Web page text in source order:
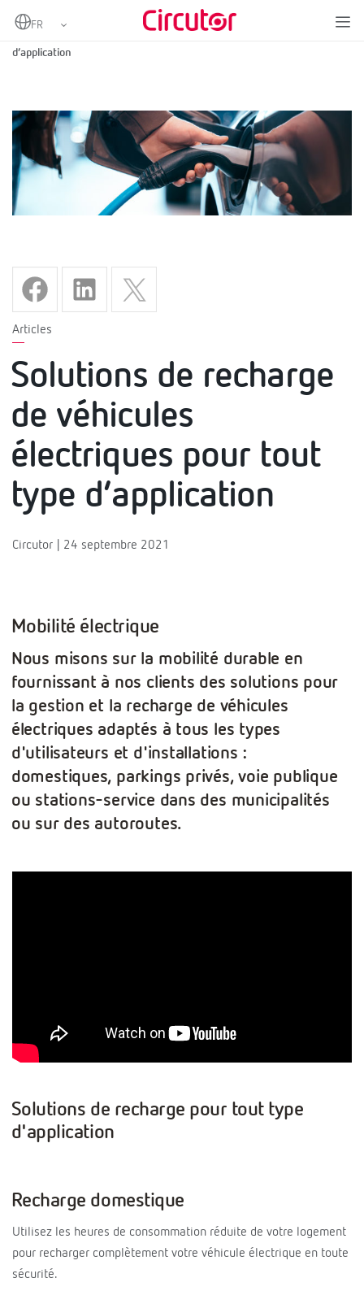
Home
d’application
Articles
Solutions de recharge
de véhicules
électriques pour tout
type d’application
Circutor | 24 septembre 2021
Mobilité électrique
Nous misons sur la mobilité durable en
fournissant à nos clients des solutions pour
la gestion et la recharge de véhicules
électriques adaptés à tous les types
d'utilisateurs et d'installations :
domestiques, parkings privés, voie publique
ou stations-service dans des municipalités
ou sur des autoroutes.
Solutions de recharge pour tout type
d'application
Recharge domestique
Utilisez les heures de consommation réduite de votre logement
pour recharger complètement votre véhicule électrique en toute
sécurité.